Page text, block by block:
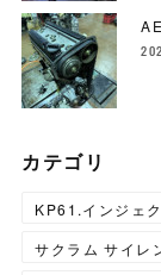
カテゴリ
KP61.インジェ
サクラム サイレ